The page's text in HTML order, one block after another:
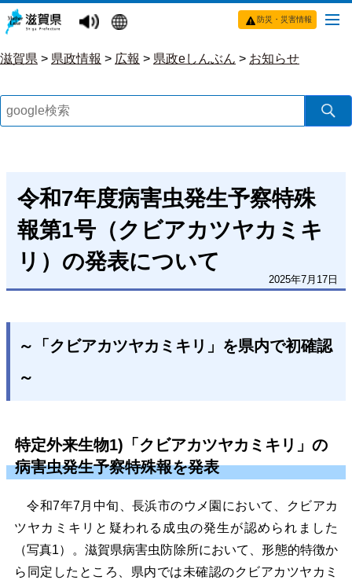
防災・災害情報
滋賀県 > 県政情報 > 広報 > 県政eしんぶん > お知らせ
令和7年度病害虫発生予察特殊
報第1号（クビアカツヤカミキ
リ）の発表について
2025年7月17日
～「クビアカツヤカミキリ」を県内で初確認
～
特定外来生物1)「クビアカツヤカミキリ」の
病害虫発生予察特殊報を発表
令和7年7月中旬、長浜市のウメ園において、クビアカ
ツヤカミキリと疑われる成虫の発生が認められました
（写真1）。滋賀県病害虫防除所において、形態的特徴か
ら同定したところ、県内では未確認のクビアカツヤカミ